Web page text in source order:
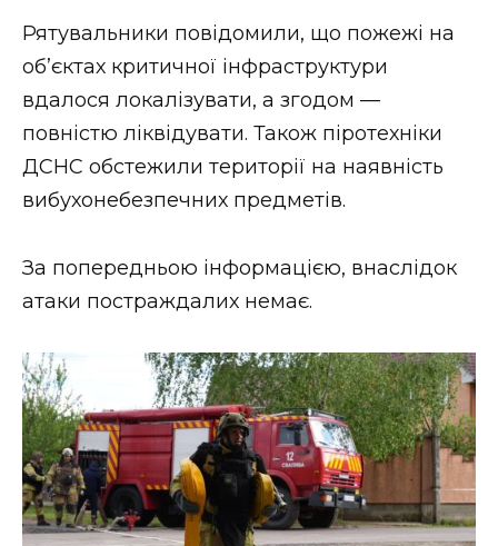
Рятувальники повідомили, що пожежі на
об’єктах критичної інфраструктури
вдалося локалізувати, а згодом —
повністю ліквідувати. Також піротехніки
ДСНС обстежили території на наявність
вибухонебезпечних предметів.
За попередньою інформацією, внаслідок
атаки постраждалих немає.